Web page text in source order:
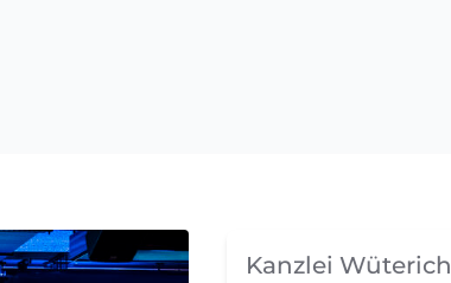
Kanzlei Wüterich